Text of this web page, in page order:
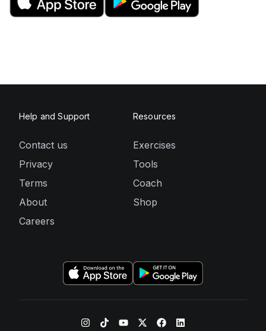
Help and Support
Contact us
Privacy
Terms
About
Careers
Resources
Exercises
Tools
Coach
Shop